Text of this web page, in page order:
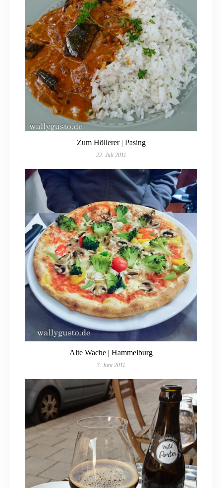
Zum Höllerer | Pasing
22. Juli 2011
Alte Wache | Hammelburg
3. Juni 2011